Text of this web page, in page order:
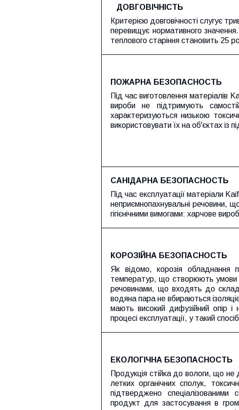
ДОВГОВІЧНІСТЬ
Критерією довговічності слугує
перевищує нормативного
теплового старіння становить 25
ПОЖАРНА БЕЗОПАСНОСТЬ
Під час виготовлення матеріалів
вироби не підтримують
характеризуються низькою
використовувати їх на об'єктах із
САНІДАРНА БЕЗОПАСНОСТЬ
Під час експлуатації матеріали
неприємнопахнувальні речовини,
гігієнічними вимогами: харчове
КОРОЗІЙНА БЕЗОПАСНОСТЬ
Як відомо, корозія обладнання
температур, що створюють умови
речовинами, що входять до складу
водяна пара не вбираються
мають високий дифузійний опір
процесі експлуатації, у такий
ЕКОЛОГІЧНА БЕЗОПАСНОСТЬ
Продукція стійка до вологи, що не
летких органічних сполук,
підтверджено
продукт для застосування в